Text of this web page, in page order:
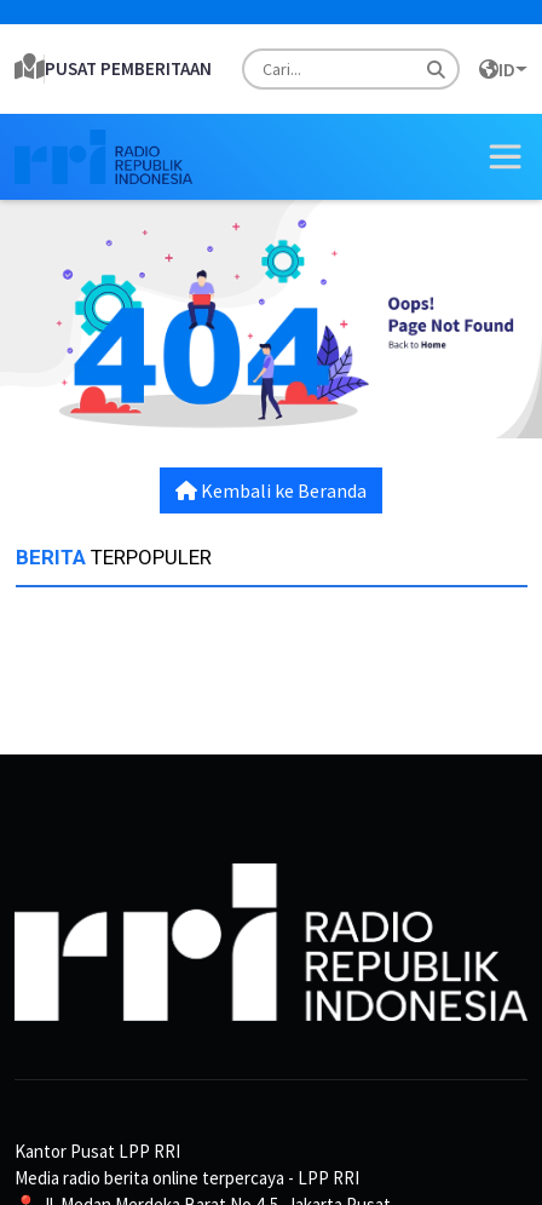
PUSAT PEMBERITAAN ID
Kembali ke Beranda
BERITA TERPOPULER
Kantor Pusat LPP RRI
Media radio berita online terpercaya - LPP RRI